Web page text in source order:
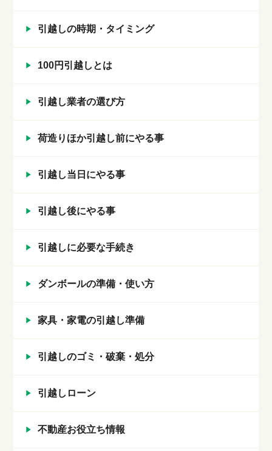
引越しの時期・タイミング
100円引越しとは
引越し業者の選び方
荷造りほか引越し前にやる事
引越し当日にやる事
引越し後にやる事
引越しに必要な手続き
ダンボールの準備・使い方
家具・家電の引越し準備
引越しのゴミ・破棄・処分
引越しローン
不動産お役立ち情報